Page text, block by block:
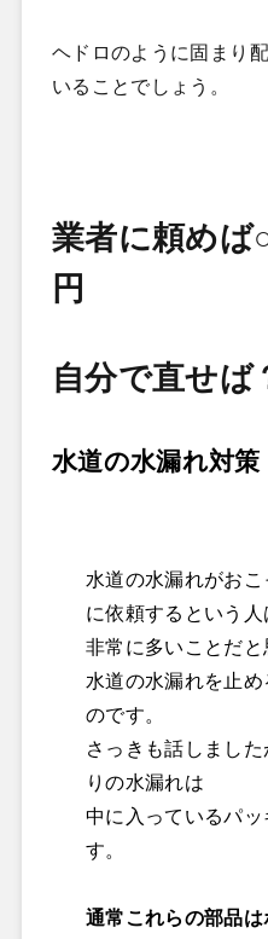
ヘドロのように固まり
いることでしょう。
業者に頼めば
円
自分で直せば
水道の水漏れ対策
水道の水漏れがお
に依頼するという人
非常に多いことだ
水道の水漏れを止
のです。
さっきも話しまし
りの水漏れは
中に入っているパ
す。
通常これらの部品